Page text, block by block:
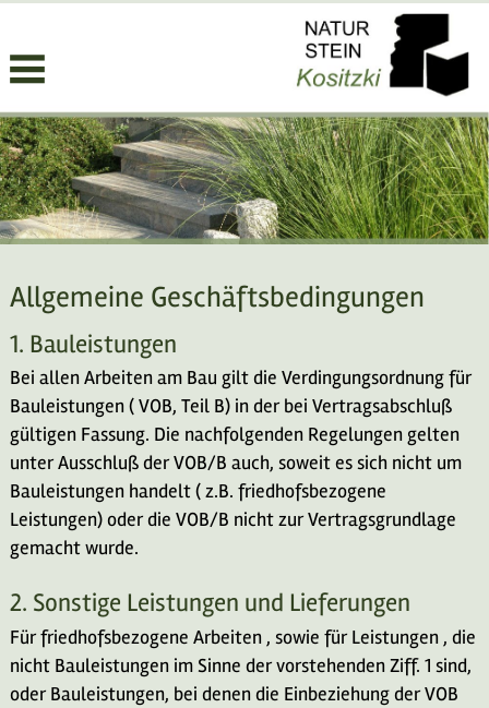
Allgemeine Geschäftsbedingungen
1. Bauleistungen
Bei allen Arbeiten am Bau gilt die Verdingungsordnung für
Bauleistungen ( VOB, Teil B) in der bei Vertragsabschluß
gültigen Fassung. Die nachfolgenden Regelungen gelten
unter Ausschluß der VOB/B auch, soweit es sich nicht um
Bauleistungen handelt ( z.B. friedhofsbezogene
Leistungen) oder die VOB/B nicht zur Vertragsgrundlage
gemacht wurde.
2. Sonstige Leistungen und Lieferungen
Für friedhofsbezogene Arbeiten , sowie für Leistungen , die
nicht Bauleistungen im Sinne der vorstehenden Ziff. 1 sind,
oder Bauleistungen, bei denen die Einbeziehung der VOB